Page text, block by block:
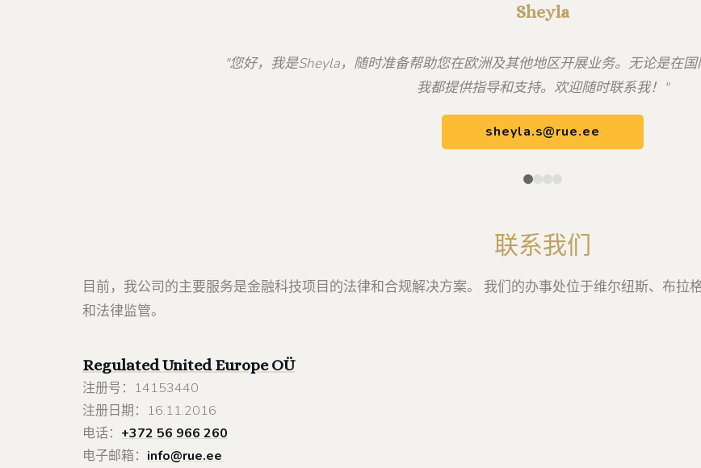
Sheyla
"您好，我是Sheyla，随时准备帮助您在欧洲及其他地区开展业务。无论是在国
我都提供指导和支持。欢迎随时联系我！"
sheyla.s@rue.ee
联系我们
目前，我公司的主要服务是金融科技项目的法律和合规解决方案。 我们的办事处位于维尔纽斯、布拉
和法律监管。
Regulated United EuropeOÜ
注册号：14153440
注册日期：16.11.2016
电话： +372 56 966 260
电子邮箱： info@rue.ee